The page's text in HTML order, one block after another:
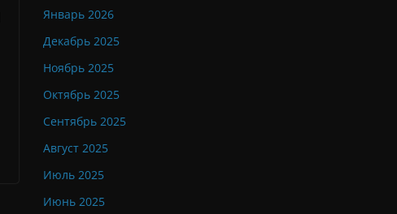
Январь 2026
Декабрь 2025
Ноябрь 2025
Октябрь 2025
Сентябрь 2025
Август 2025
Июль 2025
Июнь 2025